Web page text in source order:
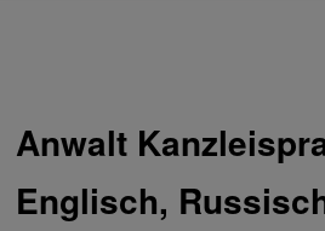
Anwalt
Englisch,